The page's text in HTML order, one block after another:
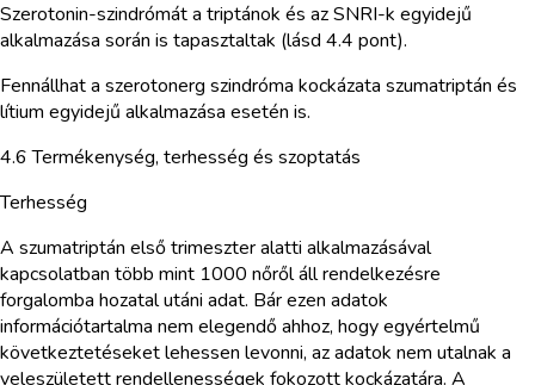
Szerotonin-szindrómát a triptánok és az SNRI-k egyidejű
alkalmazása során is tapasztaltak (lásd 4.4 pont).
Fennállhat a szerotonerg szindróma kockázata szumatriptán és
lítium egyidejű alkalmazása esetén is.
4.6 Termékenység, terhesség és szoptatás
Terhesség
A szumatriptán első trimeszter alatti alkalmazásával
kapcsolatban több mint 1000 nőről áll rendelkezésre
forgalomba hozatal utáni adat. Bár ezen adatok
információtartalma nem elegendő ahhoz, hogy egyértelmű
következtetéseket lehessen levonni, az adatok nem utalnak a
veleszületett rendellenességek fokozott kockázatára. A